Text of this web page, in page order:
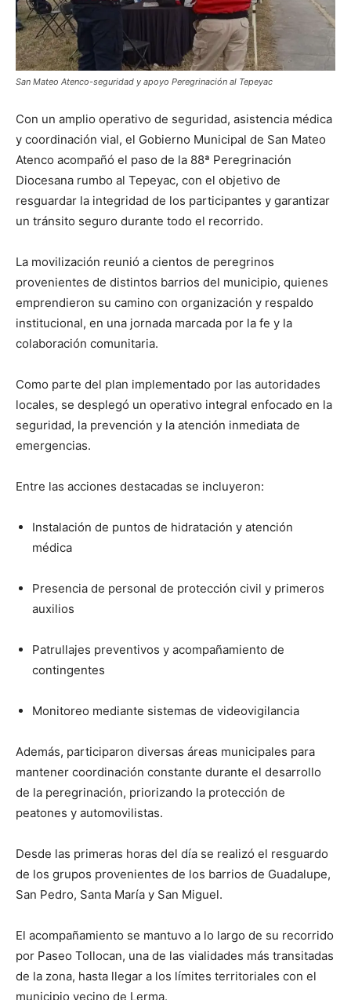
San Mateo Atenco-seguridad y apoyo Peregrinación al Tepeyac
Con un amplio operativo de seguridad, asistencia médica
y coordinación vial, el Gobierno Municipal de San Mateo
Atenco acompañó el paso de la 88ª Peregrinación
Diocesana rumbo al Tepeyac, con el objetivo de
resguardar la integridad de los participantes y garantizar
un tránsito seguro durante todo el recorrido.
La movilización reunió a cientos de peregrinos
provenientes de distintos barrios del municipio, quienes
emprendieron su camino con organización y respaldo
institucional, en una jornada marcada por la fe y la
colaboración comunitaria.
Como parte del plan implementado por las autoridades
locales, se desplegó un operativo integral enfocado en la
seguridad, la prevención y la atención inmediata de
emergencias.
Entre las acciones destacadas se incluyeron:
Instalación de puntos de hidratación y atención
médica
Presencia de personal de protección civil y primeros
auxilios
Patrullajes preventivos y acompañamiento de
contingentes
Monitoreo mediante sistemas de videovigilancia
Además, participaron diversas áreas municipales para
mantener coordinación constante durante el desarrollo
de la peregrinación, priorizando la protección de
peatones y automovilistas.
Desde las primeras horas del día se realizó el resguardo
de los grupos provenientes de los barrios de Guadalupe,
San Pedro, Santa María y San Miguel.
El acompañamiento se mantuvo a lo largo de su recorrido
por Paseo Tollocan, una de las vialidades más transitadas
de la zona, hasta llegar a los límites territoriales con el
municipio vecino de Lerma.